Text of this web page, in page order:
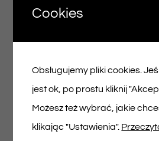
200,00zł
Dodaj do koszyka
Cookies
Obsługujemy pliki cookies.
jest ok, po prostu kliknij
Możesz też wybrać, jakie
klikając "Ustawienia".